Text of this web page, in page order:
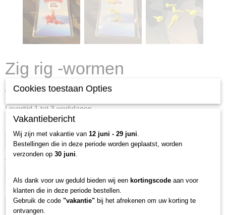
Zig rig -wormen
€ 3,49 (exclusief btw 21%)
Levertijd 1 tot 3 werkdagen
Kleur
Aantal
Cookies toestaan Opties
Vakantiebericht
Wij zijn met vakantie van 12 juni - 29 juni.
Bestellingen die in deze periode worden geplaatst, worden
verzonden op 30 juni.
Als dank voor uw geduld bieden wij een kortingscode aan voor
klanten die in deze periode bestellen.
Gebruik de code "vakantie" bij het afrekenen om uw korting te
ontvangen.